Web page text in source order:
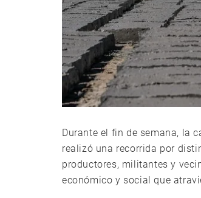
Durante el fin de semana, la
realizó una recorrida por
productores, militantes y
económico y social que